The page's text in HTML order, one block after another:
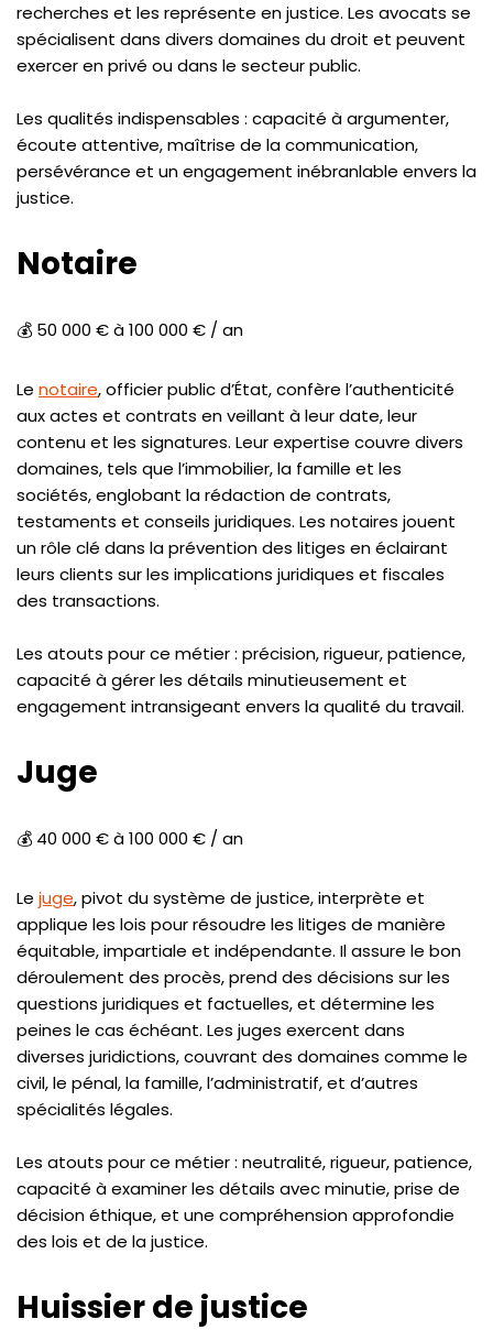
recherches et les représente en justice. Les avocats se
spécialisent dans divers domaines du droit et peuvent
exercer en privé ou dans le secteur public.
Les qualités indispensables : capacité à argumenter,
écoute attentive, maîtrise de la communication,
persévérance et un engagement inébranlable envers la
justice.
Notaire
💰 50 000 € à 100 000 € / an
Le notaire, officier public d’État, confère l’authenticité
aux actes et contrats en veillant à leur date, leur
contenu et les signatures. Leur expertise couvre divers
domaines, tels que l’immobilier, la famille et les
sociétés, englobant la rédaction de contrats,
testaments et conseils juridiques. Les notaires jouent
un rôle clé dans la prévention des litiges en éclairant
leurs clients sur les implications juridiques et fiscales
des transactions.
Les atouts pour ce métier : précision, rigueur, patience,
capacité à gérer les détails minutieusement et
engagement intransigeant envers la qualité du travail.
Juge
💰 40 000 € à 100 000 € / an
Le juge, pivot du système de justice, interprète et
applique les lois pour résoudre les litiges de manière
équitable, impartiale et indépendante. Il assure le bon
déroulement des procès, prend des décisions sur les
questions juridiques et factuelles, et détermine les
peines le cas échéant. Les juges exercent dans
diverses juridictions, couvrant des domaines comme le
civil, le pénal, la famille, l’administratif, et d’autres
spécialités légales.
Les atouts pour ce métier : neutralité, rigueur, patience,
capacité à examiner les détails avec minutie, prise de
décision éthique, et une compréhension approfondie
des lois et de la justice.
Huissier de justice